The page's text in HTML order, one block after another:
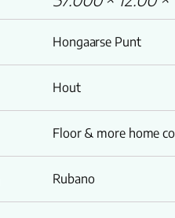
Hongaarse Punt
Hout
Floor & more home
Rubano